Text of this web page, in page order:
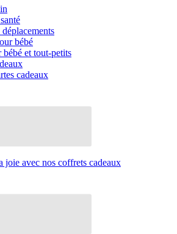
bébé
bébé et tout-petits
cadeaux
joie avec nos coffrets cadeaux